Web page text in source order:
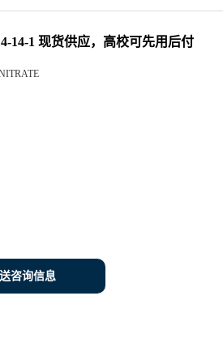
14-1 现货供应，高校可先用后付
咨询信息